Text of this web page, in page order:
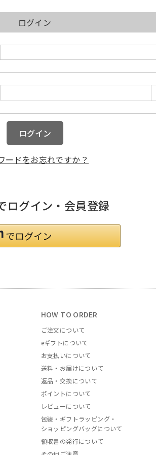
ログイン
ードをお忘れですか？
ログイン・会員登録
HOW TO ORDER
ご注文について
eギフトについて
お支払いについて
送料・お届けについて
返品・交換について
ポイントについて
レビューについて
包装・ギフトラッピング・
ショッピングバッグについて
領収書の発行について